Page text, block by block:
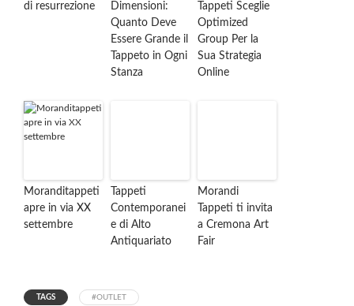
di resurrezione
Dimensioni:
Quanto Deve
Essere Grande il
Tappeto in Ogni
Stanza
Tappeti Sceglie
Optimized
Group Per la
Sua Strategia
Online
Moranditappeti
apre in via XX
settembre
Tappeti
Contemporanei
e di Alto
Antiquariato
Morandi
Tappeti ti invita
a Cremona Art
Fair
TAGS #OUTLET